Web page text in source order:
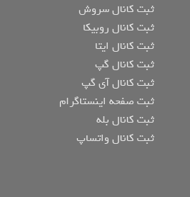
ثبت کانال سروش
ثبت کانال روبیکا
ثبت کانال ایتا
ثبت کانال گپ
ثبت کانال آی گپ
ثبت صفحه اینستاگرام
ثبت کانال بله
ثبت کانال واتساپ